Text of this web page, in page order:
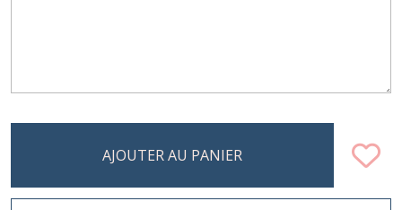
AJOUTER AU PANIER